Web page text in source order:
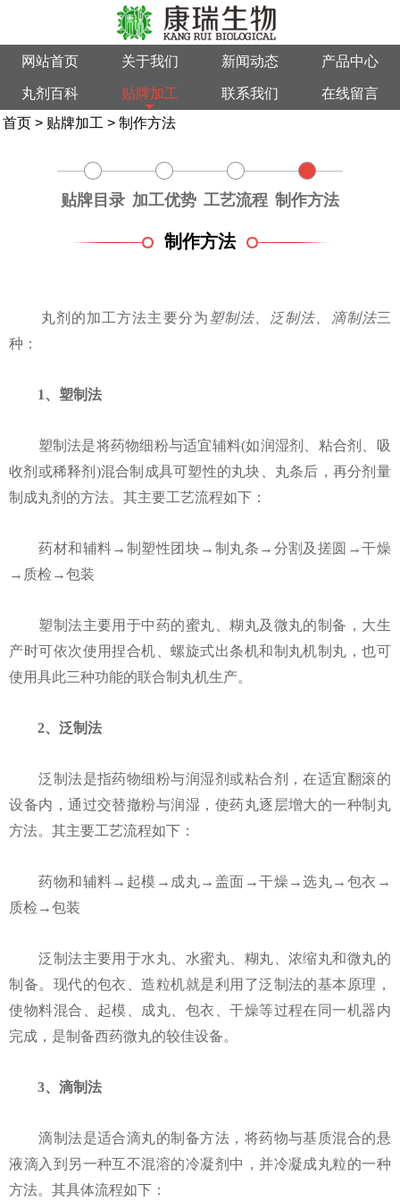
网站首页 关于我们 新闻动态 产品中心
丸剂百科 贴牌加工 联系我们
在线留言
首页 > 贴牌加工 > 制作方法
贴牌目录 加工优势 工艺流程 制作方法
制作方法
丸剂的加工方法主要分为塑制法、泛制法、滴制法三
种：
1、塑制法
塑制法是将药物细粉与适宜辅料(如润湿剂、粘合剂、吸
收剂或稀释剂)混合制成具可塑性的丸块、丸条后，再分剂量
制成丸剂的方法。其主要工艺流程如下：
药材和辅料→制塑性团块→制丸条→分割及搓圆→干燥
→质检→包装
塑制法主要用于中药的蜜丸、糊丸及微丸的制备，大生
产时可依次使用捏合机、螺旋式出条机和制丸机制丸，也可
使用具此三种功能的联合制丸机生产。
2、泛制法
泛制法是指药物细粉与润湿剂或粘合剂，在适宜翻滚的
设备内，通过交替撤粉与润湿，使药丸逐层增大的一种制丸
方法。其主要工艺流程如下：
药物和辅料→起模→成丸→盖面→干燥→选丸→包衣→
质检→包装
泛制法主要用于水丸、水蜜丸、糊丸、浓缩丸和微丸的
制备。现代的包衣、造粒机就是利用了泛制法的基本原理，
使物料混合、起模、成丸、包衣、干燥等过程在同一机器内
完成，是制备西药微丸的较佳设备。
3、滴制法
滴制法是适合滴丸的制备方法，将药物与基质混合的悬
液滴入到另一种互不混溶的冷凝剂中，并冷凝成丸粒的一种
方法。其具体流程如下：